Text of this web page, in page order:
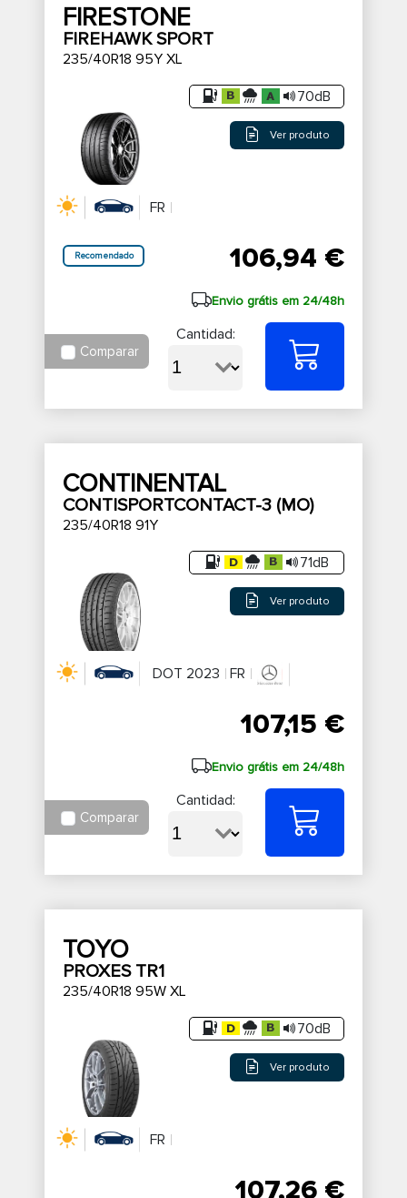
FIRESTONE
FIREHAWK SPORT
235/40R18 95Y XL
70dB
Ver produto
FR
Recomendado 106,94 €
Envio grátis em 24/48h
Comparar
Cantidad:
CONTINENTAL
CONTISPORTCONTACT-3 (MO)
235/40R18 91Y
71dB
Ver produto
DOT 2023 FR
107,15 €
Envio grátis em 24/48h
Comparar
Cantidad:
TOYO
PROXES TR1
235/40R18 95W XL
70dB
Ver produto
FR
107,26 €